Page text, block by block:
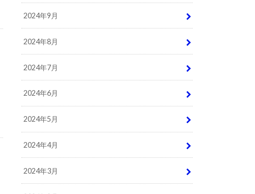
2024年9月
2024年8月
2024年7月
2024年6月
2024年5月
2024年4月
2024年3月